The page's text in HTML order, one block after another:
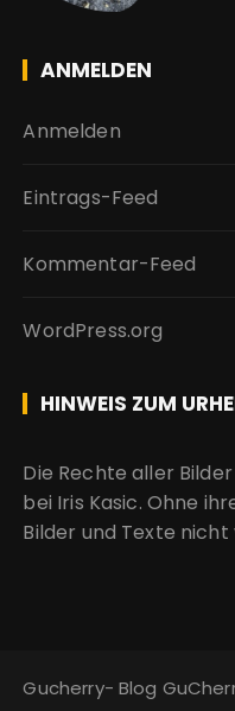
ANMELDEN
Anmelden
Eintrags-Feed
Kommentar-Feed
WordPress.org
HINWEIS ZUM
Die Rechte aller
bei Iris Kasic. Ohne
Bilder und Texte
Gucherry- Blog